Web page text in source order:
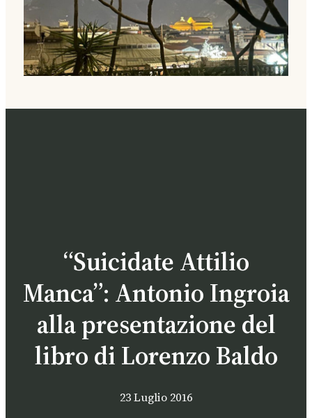
“Suicidate Attilio
Manca”: Antonio Ingroia
alla presentazione del
libro di Lorenzo Baldo
23 Luglio 2016